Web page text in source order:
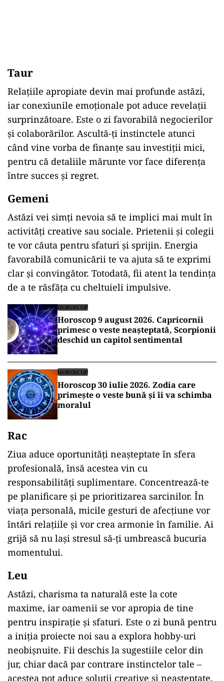
Taur
Relațiile apropiate devin mai profunde astăzi,
iar conexiunile emoționale pot aduce revelații
surprinzătoare. Este o zi favorabilă negocierilor
și colaborărilor. Ascultă-ți instinctele atunci
când vine vorba de finanțe sau investiții mici,
pentru că detaliile mărunte vor face diferența
între succes și regret.
Gemeni
Astăzi vei simți nevoia să te implici mai mult în
activități creative sau sociale. Prietenii și colegii
te vor căuta pentru sfaturi și sprijin. Energia
favorabilă comunicării te va ajuta să te exprimi
clar și convingător. Totodată, fii atent la tendința
de a te răsfăța cu cheltuieli impulsive.
HOROSCOP
Horoscop 9 august 2026. Capricornii
primesc o veste neașteptată, Scorpionii
deschid un capitol sentimental
HOROSCOP
Horoscop 30 iulie 2026. Zodia care
primește o veste bună și îi va schimba
moralul
Rac
Ziua aduce oportunități neașteptate în sfera
profesională, însă acestea vin cu
responsabilități suplimentare. Concentrează-te
pe planificare și pe prioritizarea sarcinilor. În
viața personală, micile gesturi de afecțiune vor
întări relațiile și vor crea armonie în familie. Ai
grijă să nu lași stresul să-ți umbrească bucuria
momentului.
Leu
Astăzi, charisma ta naturală este la cote
maxime, iar oamenii se vor apropia de tine
pentru inspirație și sfaturi. Este o zi bună pentru
a iniția proiecte noi sau a explora hobby-uri
neobișnuite. Fii deschis la sugestiile celor din
jur, chiar dacă par contrare instinctelor tale –
acestea pot aduce soluții creative și neașteptate.